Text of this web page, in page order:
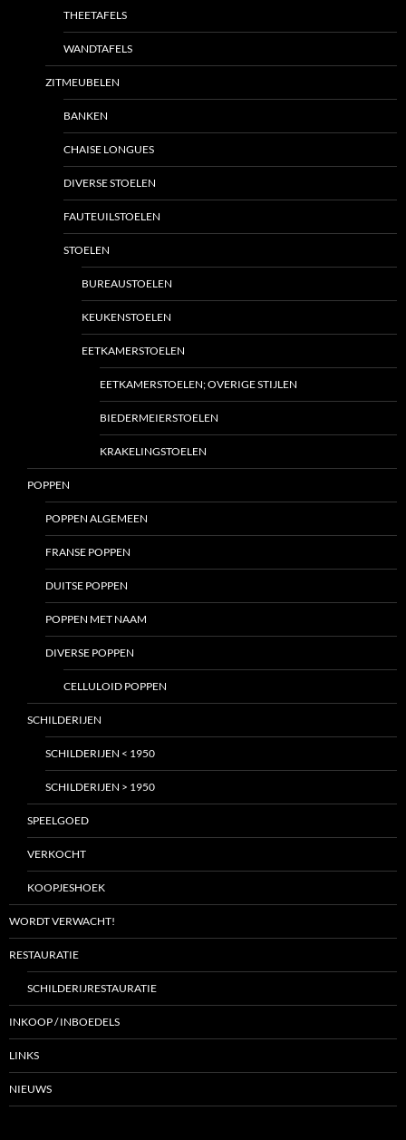
THEETAFELS
WANDTAFELS
ZITMEUBELEN
BANKEN
CHAISE LONGUES
DIVERSE STOELEN
FAUTEUILSTOELEN
STOELEN
BUREAUSTOELEN
KEUKENSTOELEN
EETKAMERSTOELEN
EETKAMERSTOELEN; OVERIGE STIJLEN
BIEDERMEIERSTOELEN
KRAKELINGSTOELEN
POPPEN
POPPEN ALGEMEEN
FRANSE POPPEN
DUITSE POPPEN
POPPEN MET NAAM
DIVERSE POPPEN
CELLULOID POPPEN
SCHILDERIJEN
SCHILDERIJEN < 1950
SCHILDERIJEN > 1950
SPEELGOED
VERKOCHT
KOOPJESHOEK
WORDT VERWACHT!
RESTAURATIE
SCHILDERIJRESTAURATIE
INKOOP / INBOEDELS
LINKS
NIEUWS